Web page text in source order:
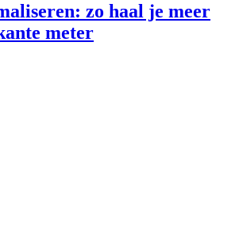
zo haal je meer
meter